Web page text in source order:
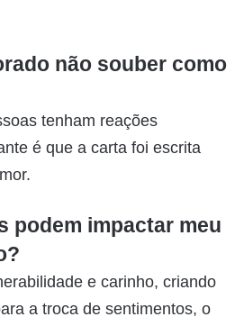
não souber como
tenham reações
é que a carta foi escrita
podem impactar meu
e carinho, criando
a troca de sentimentos, o